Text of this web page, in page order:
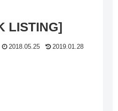
LISTING]
2018.05.25 2019.01.28